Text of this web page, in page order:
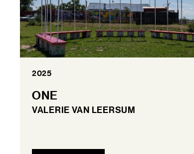
2025
ONE
VALERIE VAN LEERSUM